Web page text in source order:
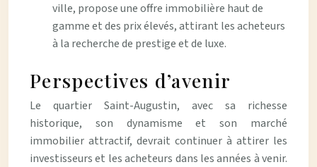
ville, propose une offre immobilière haut de
gamme et des prix élevés, attirant les acheteurs
à la recherche de prestige et de luxe.
Perspectives d’avenir
Le quartier Saint-Augustin, avec sa richesse
historique, son dynamisme et son marché
immobilier attractif, devrait continuer à attirer les
investisseurs et les acheteurs dans les années à venir.